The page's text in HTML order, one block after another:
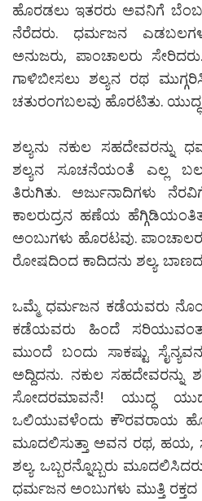
ಹೊರಡಲು ಇತರರು ಅವನಿಗೆ
ನೆರೆದರು. ಧರ್ಮಜನ
ಅನುಜರು, ಪಾಂಚಾಲರು
ಗಾಳಿಬೀಸಲು ಶಲ್ಯನ ರಥ
ಚತುರಂಗಬಲವು ಹೊರಟಿತು.
ಶಲ್ಯನು ನಕುಲ ಸಹದೇವರನ್ನು
ಶಲ್ಯನ ಸೂಚನೆಯಂತೆ ಎಲ್ಲ
ತಿರುಗಿತು. ಅರ್ಜುನಾದಿಗಳು
ಕಾಲರುದ್ರನ ಹಣೆಯ
ಅಂಬುಗಳು ಹೊರಟವು. ಪಾಂಚಾಲರ
ರೋಷದಿಂದ ಕಾದಿದನು ಶಲ್ಯ. ಬಾಣದ
ಒಮ್ಮೆ ಧರ್ಮಜನ ಕಡೆಯವರು
ಕಡೆಯವರು ಹಿಂದೆ
ಮುಂದೆ ಬಂದು ಸಾಕಷ್ಟು
ಅದ್ದಿದನು. ನಕುಲ
ಸೋದರಮಾವನೆ! ಯುದ್ಧ
ಒಲಿಯುವಳೆಂದು ಕೌರವರಾಯ
ಮೂದಲಿಸುತ್ತಾ ಅವನ ರಥ, ಹಯ,
ಶಲ್ಯ. ಒಬ್ಬರನ್ನೊಬ್ಬರು
ಧರ್ಮಜನ ಅಂಬುಗಳು ಮುತ್ತಿ